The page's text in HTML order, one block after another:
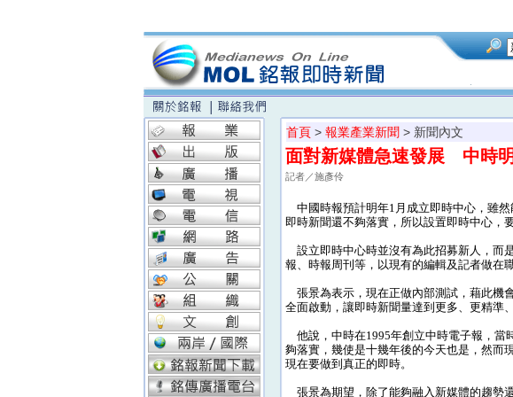
首頁 > 報業產業新聞 > 新聞內文
面對新媒體急速發展 中時明
記者／施彥伶
中國時報預計明年1月成立即時中心，雖
即時新聞還不夠落實，所以設置即時中心，
設立即時中心時並沒有為此招募新人，而
報、時報周刊等，以現有的編輯及記者做在職
張景為表示，現在正做內部測試，藉此機
全面啟動，讓即時新聞量達到更多、更精準、
他說，中時在1995年創立中時電子報，當
夠落實，幾使是十幾年後的今天也是，然而
現在要做到真正的即時。
張景為期望，除了能夠融入新媒體的趨勢